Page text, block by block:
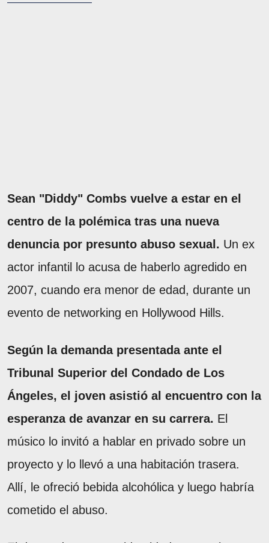
Sean "Diddy" Combs vuelve a estar en el
centro de la polémica tras una nueva
denuncia por presunto abuso sexual. Un ex
actor infantil lo acusa de haberlo agredido en
2007, cuando era menor de edad, durante un
evento de networking en Hollywood Hills.
Según la demanda presentada ante el
Tribunal Superior del Condado de Los
Ángeles, el joven asistió al encuentro con la
esperanza de avanzar en su carrera. El
músico lo invitó a hablar en privado sobre un
proyecto y lo llevó a una habitación trasera.
Allí, le ofreció bebida alcohólica y luego habría
cometido el abuso.